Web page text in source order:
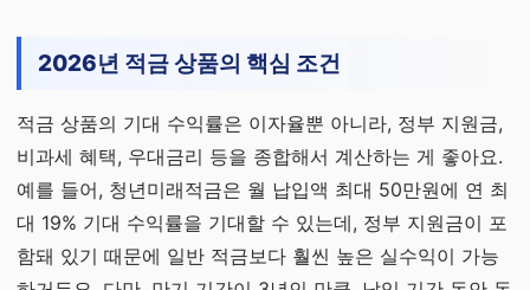
2026년 적금 상품의 핵심 조건
적금 상품의 기대 수익률은 이자율뿐 아니라, 정부 지원금,
비과세 혜택, 우대금리 등을 종합해서 계산하는 게 좋아요.
예를 들어, 청년미래적금은 월 납입액 최대 50만원에 연 최
대 19% 기대 수익률을 기대할 수 있는데, 정부 지원금이 포
함돼 있기 때문에 일반 적금보다 훨씬 높은 실수익이 가능